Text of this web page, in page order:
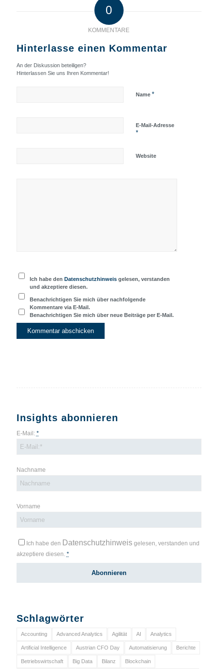
0
KOMMENTARE
Hinterlasse einen Kommentar
An der Diskussion beteiligen?
Hinterlassen Sie uns Ihren Kommentar!
Name *
E-Mail-Adresse
*
Website
Ich habe den Datenschutzhinweis gelesen, verstanden
und akzeptiere diesen.
Benachrichtigen Sie mich über nachfolgende
Kommentare via E-Mail.
Benachrichtigen Sie mich über neue Beiträge per E-Mail.
Insights abonnieren
E-Mail: *
Nachname
Vorname
Ich habe den Datenschutzhinweisgelesen, verstanden und
akzeptiere diesen. *
Schlagwörter
Accounting Advanced Analytics Agilität AI Analytics
Artificial Intelligence Austrian CFO Day Automatisierung Berichte
Betriebswirtschaft Big Data Bilanz Blockchain